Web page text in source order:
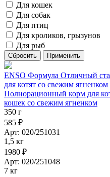
Для кошек
Для собак
Для птиц
Для кроликов, грызунов
Для рыб
ENSO Формула Отличный
для котят со свежим ягненком
Полнорационный корм для
кошек со свежим ягненком
350 г
585 ₽
Арт: 020/251031
1,5 кг
1980 ₽
Арт: 020/251048
7 кг